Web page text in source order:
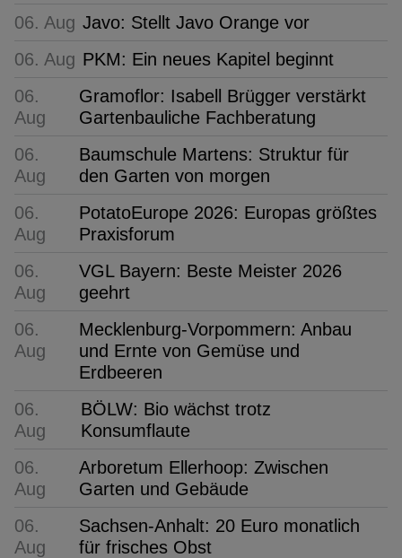
06. Aug Javo: Stellt Javo Orange vor
06. Aug PKM: Ein neues Kapitel beginnt
06.
Aug
Gramoflor: Isabell Brügger verstärkt
Gartenbauliche Fachberatung
06.
Aug
Baumschule Martens: Struktur für
den Garten von morgen
06.
Aug
PotatoEurope 2026: Europas größtes
Praxisforum
06.
Aug
VGL Bayern: Beste Meister 2026
geehrt
06.
Aug
Mecklenburg-Vorpommern: Anbau
und Ernte von Gemüse und
Erdbeeren
06.
Aug
BÖLW: Bio wächst trotz
Konsumflaute
06.
Aug
Arboretum Ellerhoop: Zwischen
Garten und Gebäude
06.
Aug
Sachsen-Anhalt: 20 Euro monatlich
für frisches Obst